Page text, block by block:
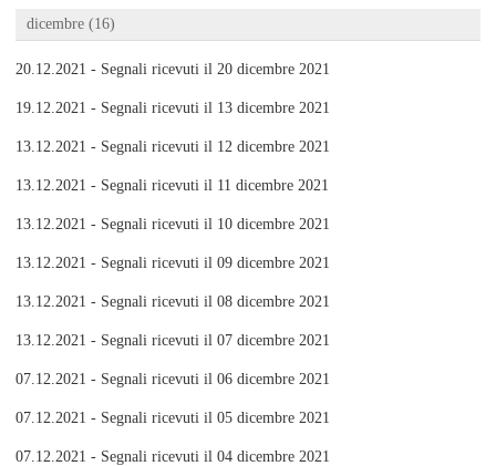
dicembre (16)
20.12.2021 - Segnali ricevuti il 20 dicembre 2021
19.12.2021 - Segnali ricevuti il 13 dicembre 2021
13.12.2021 - Segnali ricevuti il 12 dicembre 2021
13.12.2021 - Segnali ricevuti il 11 dicembre 2021
13.12.2021 - Segnali ricevuti il 10 dicembre 2021
13.12.2021 - Segnali ricevuti il 09 dicembre 2021
13.12.2021 - Segnali ricevuti il 08 dicembre 2021
13.12.2021 - Segnali ricevuti il 07 dicembre 2021
07.12.2021 - Segnali ricevuti il 06 dicembre 2021
07.12.2021 - Segnali ricevuti il 05 dicembre 2021
07.12.2021 - Segnali ricevuti il 04 dicembre 2021